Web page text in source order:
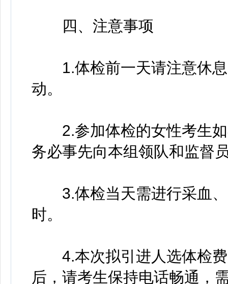
四、注意事项
1.体检前一天请注意休息
动。
2.参加体检的女性考生如
务必事先向本组领队和监督
3.体检当天需进行采血、
时。
4.本次拟引进人选体检费
后，请考生保持电话畅通，